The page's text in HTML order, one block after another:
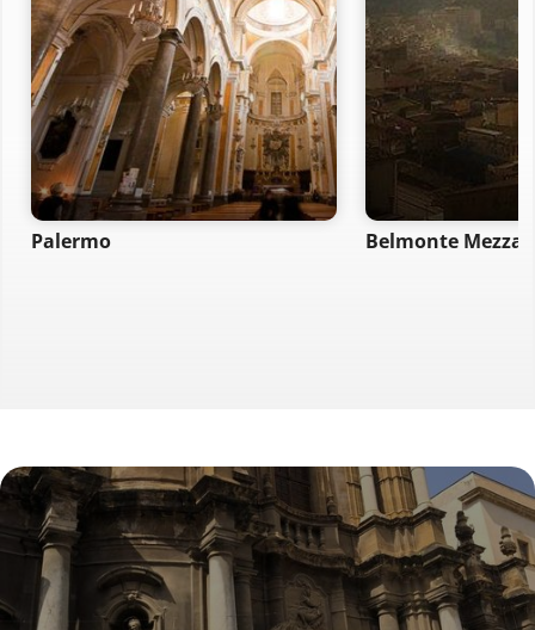
Palermo Belmonte